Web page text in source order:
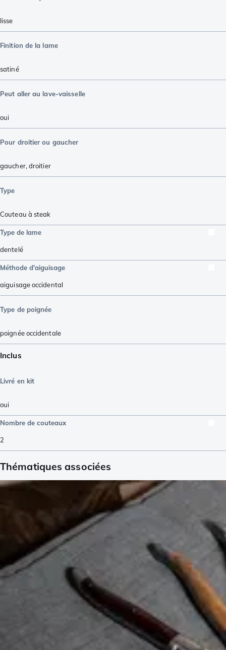
lisse
Finition de la lame
satiné
Peut aller au lave-vaisselle
oui
Pour droitier ou gaucher
gaucher, droitier
Type
Couteau à steak
Type de lame
dentelé
Méthode d'aiguisage
aiguisage occidental
Type de poignée
poignée occidentale
Inclus
Livré en kit
oui
Nombre de couteaux
2
Thématiques associées